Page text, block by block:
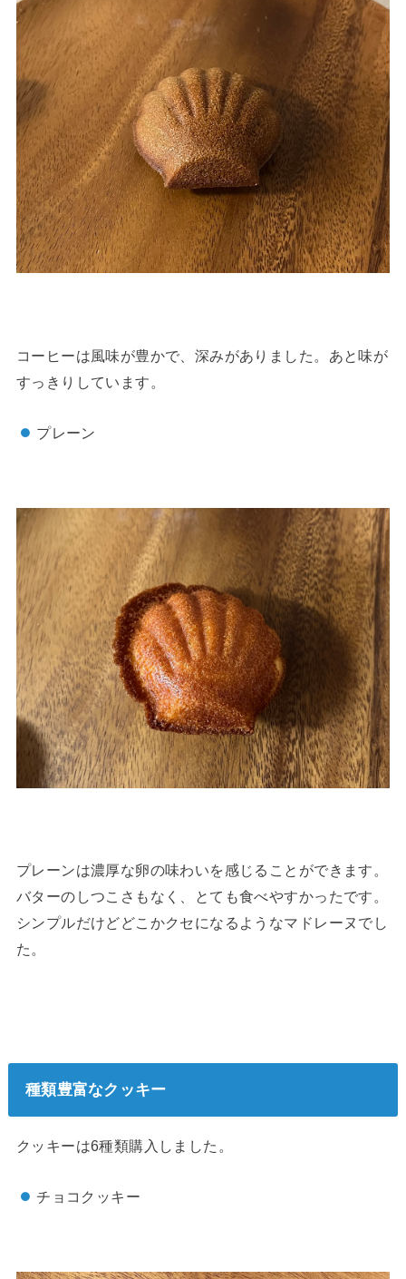
コーヒーは風味が豊かで、深みがありました。あと味が
すっきりしています。
プレーン
プレーンは濃厚な卵の味わいを感じることができます。
バターのしつこさもなく、とても食べやすかったです。
シンプルだけどどこかクセになるようなマドレーヌでし
た。
種類豊富なクッキー
クッキーは6種類購入しました。
チョコクッキー